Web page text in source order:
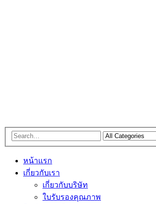
หน้าแรก
เกี่ยวกับเรา
เกี่ยวกับบริษัท
ใบรับรองคุณภาพ